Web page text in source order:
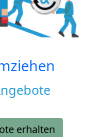
erhalten